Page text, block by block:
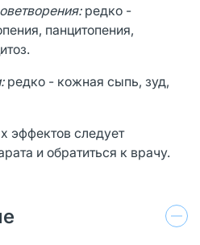
редко -
панцитопения,
редко - кожная сыпь, зуд,
эффектов следует
и обратиться к врачу.